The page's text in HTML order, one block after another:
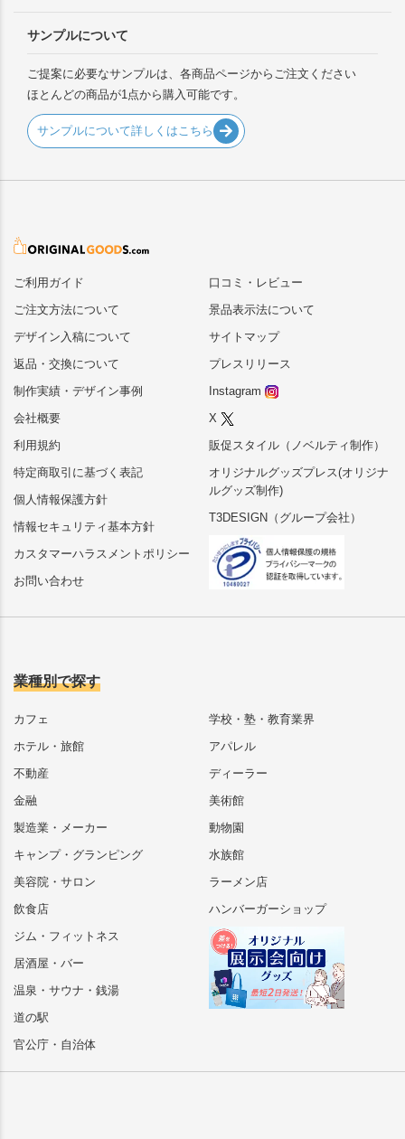
サンプルについて
ご提案に必要なサンプルは、各商品ページからご注文ください
ほとんどの商品が1点から購入可能です。
サンプルについて詳しくはこちら
ご利用ガイド
ご注文方法について
デザイン入稿について
返品・交換について
制作実績・デザイン事例
会社概要
利用規約
特定商取引に基づく表記
個人情報保護方針
情報セキュリティ基本方針
カスタマーハラスメントポリシー
お問い合わせ
口コミ・レビュー
景品表示法について
サイトマップ
プレスリリース
Instagram
X
販促スタイル（ノベルティ制作）
オリジナルグッズプレス(オリジナ
ルグッズ制作)
T3DESIGN（グループ会社）
業種別で探す
カフェ
ホテル・旅館
不動産
金融
製造業・メーカー
キャンプ・グランピング
美容院・サロン
飲食店
ジム・フィットネス
居酒屋・バー
温泉・サウナ・銭湯
道の駅
官公庁・自治体
学校・塾・教育業界
アパレル
ディーラー
美術館
動物園
水族館
ラーメン店
ハンバーガーショップ